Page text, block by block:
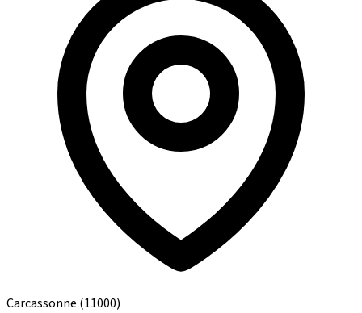
Carcassonne (11000)